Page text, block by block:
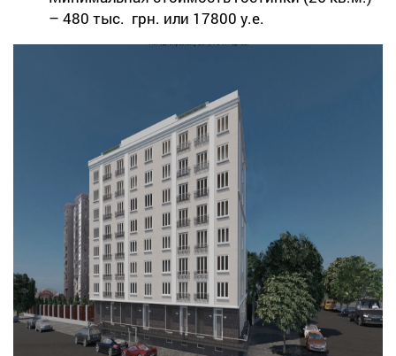
– 480 тыс. грн. или 17800 у.е.